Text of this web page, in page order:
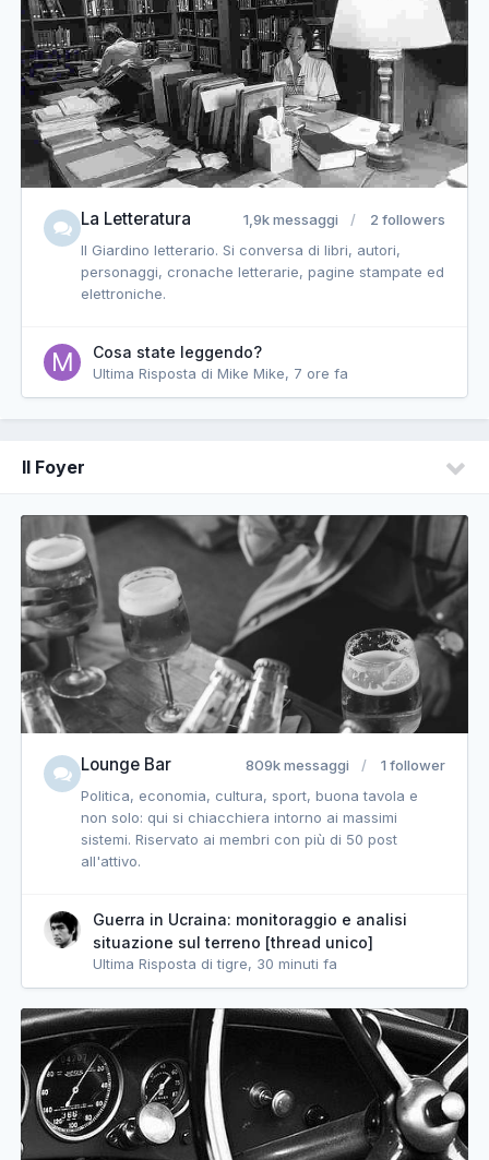
La Letteratura 1,9k messaggi
2 followers
Il Giardino letterario. Si conversa di libri, autori,
personaggi, cronache letterarie, pagine stampate ed
elettroniche.
Cosa state leggendo?
Ultima Risposta di Mike Mike, 7 ore fa
Il Foyer
Lounge Bar 809k messaggi
1 follower
Politica, economia, cultura, sport, buona tavola e
non solo: qui si chiacchiera intorno ai massimi
sistemi. Riservato ai membri con più di 50 post
all'attivo.
Guerra in Ucraina: monitoraggio e analisi
situazione sul terreno [thread unico]
Ultima Risposta di tigre, 30 minuti fa